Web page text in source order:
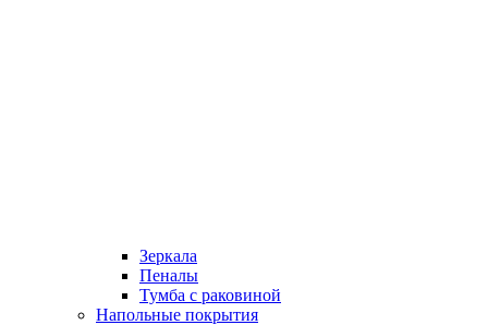
Зеркала
Пеналы
Тумба с раковиной
Напольные покрытия